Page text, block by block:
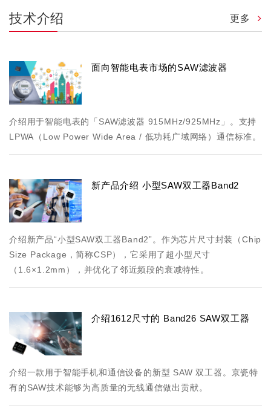
技术介绍 更多
面向智能电表市场的SAW滤波器
介绍用于智能电表的「SAW滤波器 915MHz/925MHz」。支持
LPWA（Low Power Wide Area / 低功耗广域网络）通信标准。
新产品介绍 小型SAW双工器Band2
介绍新产品“小型SAW双工器Band2”。作为芯片尺寸封装（Chip
Size Package，简称CSP），它采用了超小型尺寸
（1.6×1.2mm），并优化了邻近频段的衰减特性。
介绍1612尺寸的 Band26 SAW双工器
介绍一款用于智能手机和通信设备的新型 SAW 双工器。京瓷特
有的SAW技术能够为高质量的无线通信做出贡献。